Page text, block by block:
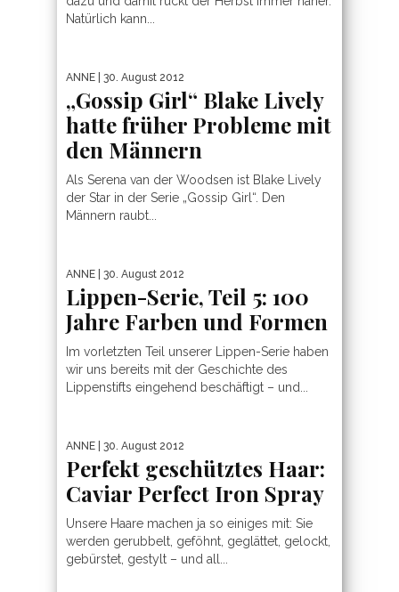
Natürlich kann...
ANNE | 30. August 2012
„Gossip Girl“ Blake Lively
hatte früher Probleme mit
den Männern
Als Serena van der Woodsen ist Blake Lively
der Star in der Serie „Gossip Girl“. Den
Männern raubt...
ANNE | 30. August 2012
Lippen-Serie, Teil 5: 100
Jahre Farben und Formen
Im vorletzten Teil unserer Lippen-Serie haben
wir uns bereits mit der Geschichte des
Lippenstifts eingehend beschäftigt – und...
ANNE | 30. August 2012
Perfekt geschütztes Haar:
Caviar Perfect Iron Spray
Unsere Haare machen ja so einiges mit: Sie
werden gerubbelt, geföhnt, geglättet, gelockt,
gebürstet, gestylt – und all...